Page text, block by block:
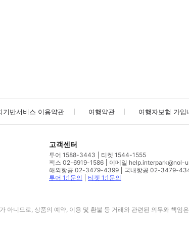
기반서비스 이용약관 여행약관 여행자보험 가입
고객센터
투어 1588-3443
티켓 1544-1555
팩스 02-6919-1586
이메일 help.interpark@nol-
해외항공 02-3479-4399
국내항공 02-3479-
투어 1:1문의
티켓 1:1문의
아니므로, 상품의 예약, 이용 및 환불 등 거래와 관련된 의무와 책임